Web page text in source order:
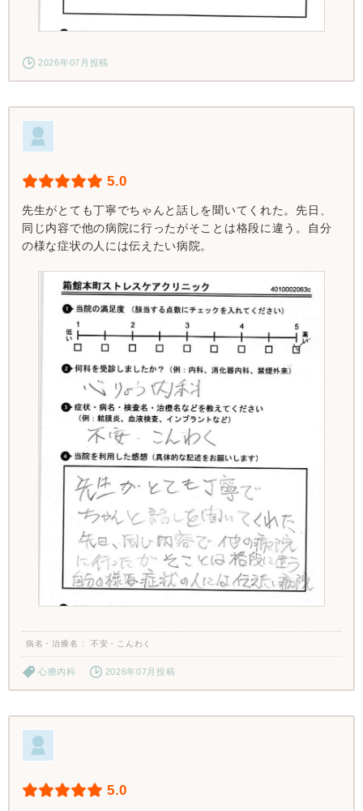
2026年07月投稿
5.0
先生がとても丁寧でちゃんと話しを聞いてくれた。先日、
同じ内容で他の病院に行ったがそことは格段に違う。自分
の様な症状の人には伝えたい病院。
病名・治療名 不安・こんわく
心療内科 2026年07月投稿
5.0